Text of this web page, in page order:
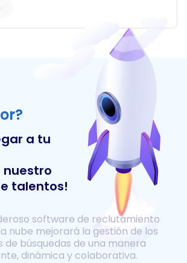
a tu
nuestro
talentos!
software de reclutamiento
nube mejorará la gestión de los
de búsquedas de una manera
dinámica y colaborativa.